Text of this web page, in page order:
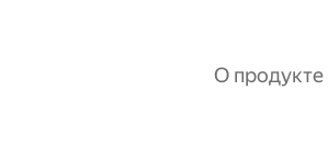
О продукте